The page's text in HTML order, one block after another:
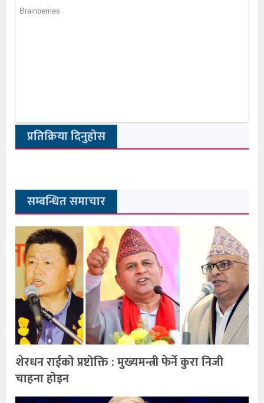
प्रतिक्रिया दिनुहोस
सम्बन्धित समाचार
शेरधन राईको प्रष्टोक्ति : मुख्यमन्त्री फेर्ने कुरा निजी
चाहना होइन